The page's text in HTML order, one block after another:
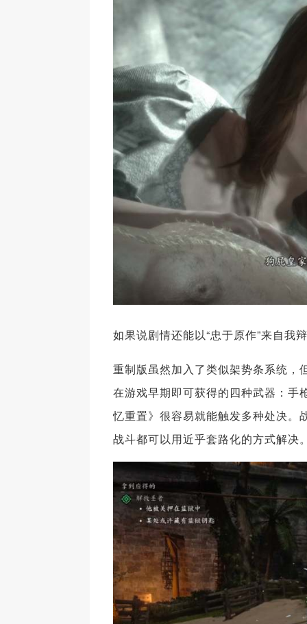
如果说剧情还能以“忠于原作”来自我
重制版虽然加入了类似架势条系统，
在游戏早期即可获得的四种武器：手
忆重置》很容易就能触发多种处决。
战斗都可以用近乎套路化的方式解决